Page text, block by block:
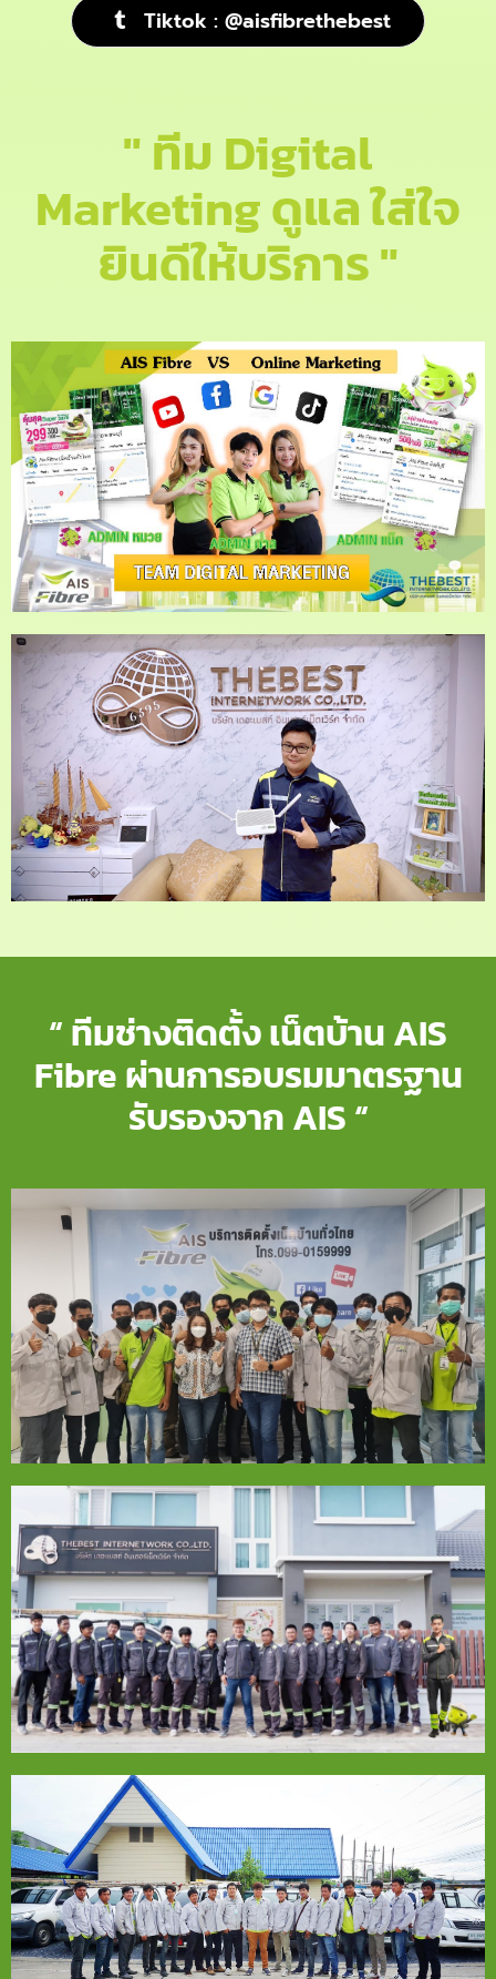
Tiktok : @aisfibrethebest
" ทีม Digital
Marketing ดูแล ใส่ใจ
ยินดีให้บริการ "
“ ทีมช่างติดตั้ง เน็ตบ้าน AIS
Fibre ผ่านการอบรมมาตรฐาน
รับรองจาก AIS “